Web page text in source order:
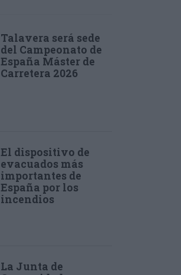
Talavera será sede
del Campeonato de
España Máster de
Carretera 2026
El dispositivo de
evacuados más
importantes de
España por los
incendios
La Junta de